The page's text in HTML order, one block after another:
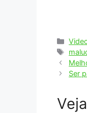
Tags
Ser